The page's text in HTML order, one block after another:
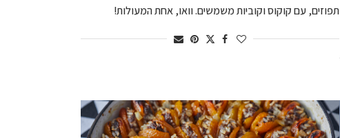
תפוזים, עם קוקוס וקוביות משמשים. וואו, אחת המעולות!